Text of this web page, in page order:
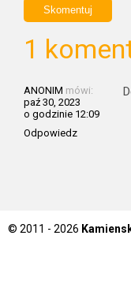
1
ANONIM mówi:
paź 30, 2023
o godzinie 12:09
Odpowiedz
© 2011 - 2026